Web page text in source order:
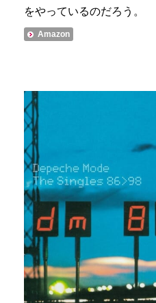
をやっているのだろう。
Amazon